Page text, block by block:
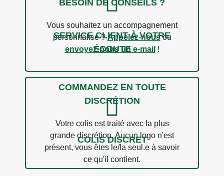
SERVICE CLIENT À VOTRE
ÉCOUTE
BESOIN DE CONSEILS ?
Vous souhaitez un accompagnement
personnalisé ?Appelez-nousou
envoyez-nous un e-mail !
COLIS DISCRET
COMMANDEZ EN TOUTE
DISCRÉTION
Votre colis est traité avec la plus
grande discrétion. Aucun logo n'est
présent, vous êtes le/la seul.e à savoir
ce qu'il contient.